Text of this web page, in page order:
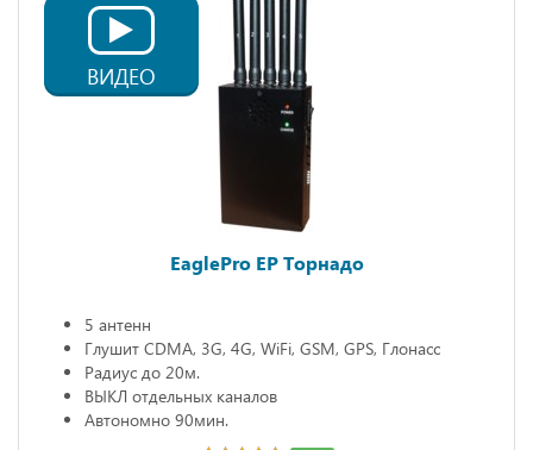
ВИДЕО
EaglePro EP Торнадо
5 антенн
Глушит CDMA, 3G, 4G, WiFi, GSM, GPS, Глонасс
Радиус до 20м.
ВЫКЛ отдельных каналов
Автономно 90мин.